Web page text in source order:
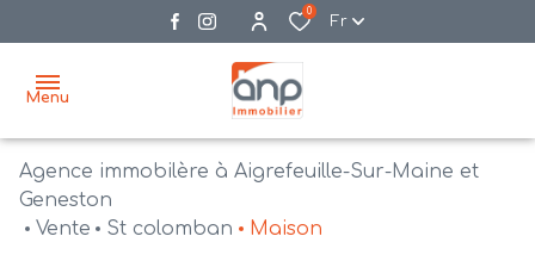
0
Fr
Menu
accueil
Agence immobilère à Aigrefeuille-Sur-Maine et
Geneston
Vente
St colomban Maison